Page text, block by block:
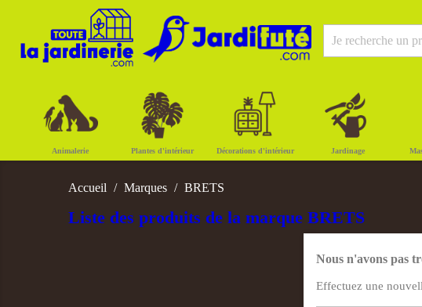
Animalerie Plantes d'intérieur Décorations d'intérieur Jardinage
Accueil Marques BRETS
Liste des produits de la marque BRETS
Nous n'avons pas
Effectuez une